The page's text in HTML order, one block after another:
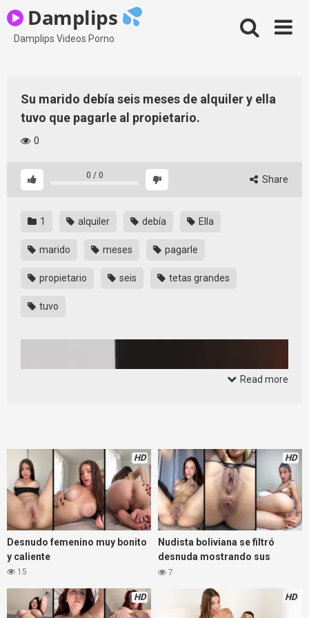
to
content
Damplips
Damplips Videos Porno
Su marido debía seis meses de alquiler y ella
tuvo que pagarle al propietario.
0
0 / 0 Share
1 alquiler debía Ella
marido meses pagarle
propietario seis tetas grandes
tuvo
Read more
HD
Desnudo femenino muy bonito
y caliente
15
HD
Nudista boliviana se filtró
desnuda mostrando sus
curvas
7
HD HD